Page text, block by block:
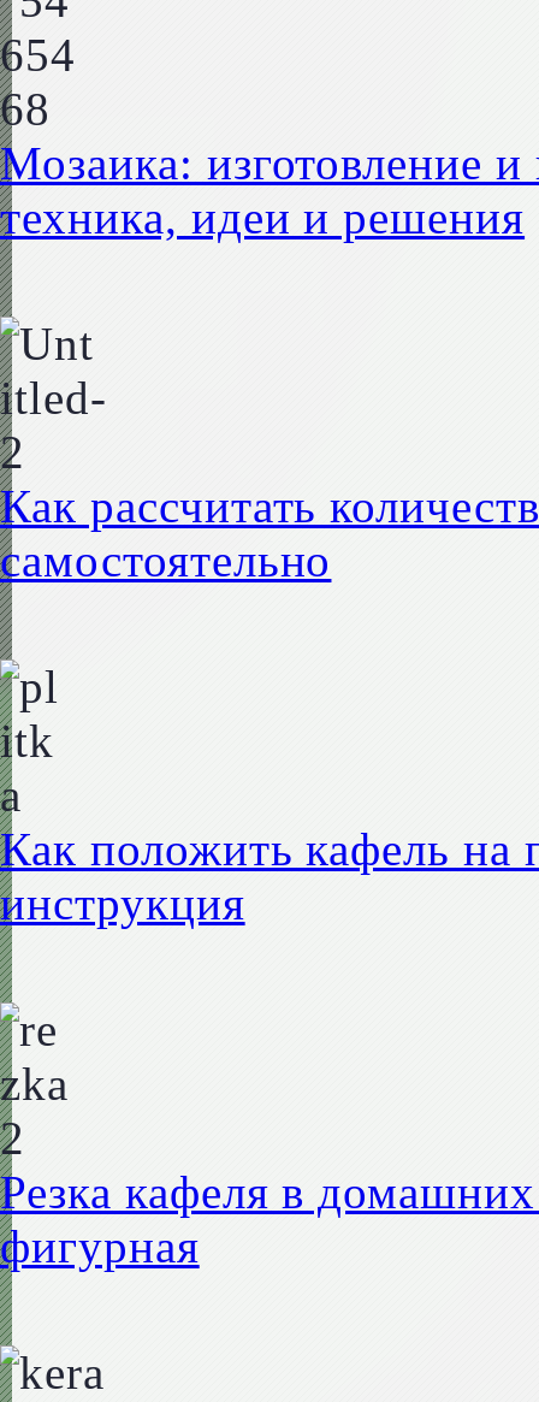
Мозаика: изготовление
техника, идеи и решения
Как рассчитать
самостоятельно
Как положить кафель на
инструкция
Резка кафеля в
фигурная